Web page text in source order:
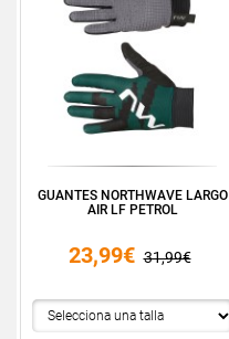
GUANTES NORTHWAVE LARGO
AIR LF PETROL
23,99€ 31,99€